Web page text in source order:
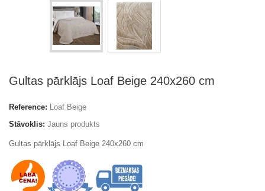
Gultas pārklājs Loaf Beige 240x260 cm
Reference: Loaf Beige
Stāvoklis: Jauns produkts
Gultas pārklājs Loaf Beige 240x260 cm